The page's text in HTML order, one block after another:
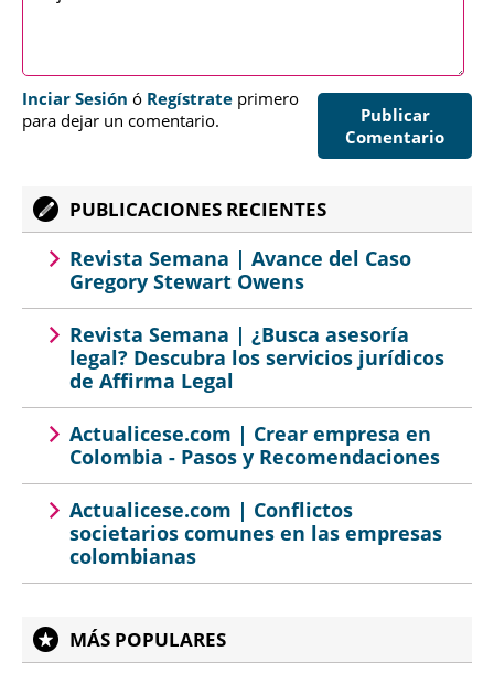
Publicar
Comentario
Inciar Sesión ó Regístrate primero
para dejar un comentario.
PUBLICACIONES RECIENTES
Revista Semana | Avance del Caso
Gregory Stewart Owens
Revista Semana | ¿Busca asesoría
legal? Descubra los servicios jurídicos
de Affirma Legal
Actualicese.com | Crear empresa en
Colombia - Pasos y Recomendaciones
Actualicese.com | Conflictos
societarios comunes en las empresas
colombianas
MÁS POPULARES